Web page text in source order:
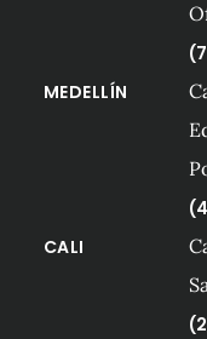
MEDELLÍN
CALI